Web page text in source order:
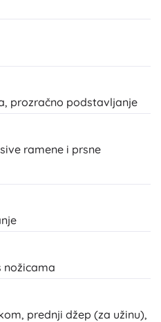
prozračno podstavljanje
ramene i prsne
nožicama
prednji džep (za užinu),